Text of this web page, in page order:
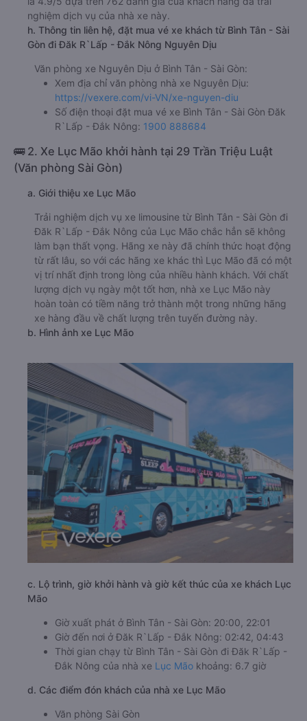
nghiệm dịch vụ của nhà xe này.
h. Thông tin liên hệ, đặt mua vé xe khách từ Bình Tân - Sài
Gòn đi Đăk R`Lấp - Đắk Nông Nguyên Dịu
Văn phòng xe Nguyên Dịu ở Bình Tân - Sài Gòn:
Xem địa chỉ văn phòng nhà xe Nguyên Dịu:
https://vexere.com/vi-VN/xe-nguyen-diu
Số điện thoại đặt mua vé xe Bình Tân - Sài Gòn Đăk
R`Lấp - Đắk Nông: 1900 888684
🚌 2. Xe Lục Mão khởi hành tại 29 Trần Triệu Luật
(Văn phòng Sài Gòn)
a. Giới thiệu xe Lục Mão
Trải nghiệm dịch vụ xe limousine từ Bình Tân - Sài Gòn đi
Đăk R`Lấp - Đắk Nông của Lục Mão chắc hẳn sẽ không
làm bạn thất vọng. Hãng xe này đã chính thức hoạt động
từ rất lâu, so với các hãng xe khác thì Lục Mão đã có một
vị trí nhất định trong lòng của nhiều hành khách. Với chất
lượng dịch vụ ngày một tốt hơn, nhà xe Lục Mão này
hoàn toàn có tiềm năng trở thành một trong những hãng
xe hàng đầu về chất lượng trên tuyến đường này.
b. Hình ảnh xe Lục Mão
c. Lộ trình, giờ khởi hành và giờ kết thúc của xe khách Lục
Mão
Giờ xuất phát ở Bình Tân - Sài Gòn: 20:00, 22:01
Giờ đến nơi ở Đăk R`Lấp - Đắk Nông: 02:42, 04:43
Thời gian chạy từ Bình Tân - Sài Gòn đi Đăk R`Lấp -
Đắk Nông của nhà xe Lục Mão khoảng: 6.7 giờ
d. Các điểm đón khách của nhà xe Lục Mão
Văn phòng Sài Gòn